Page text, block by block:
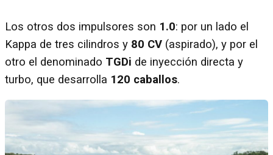
Los otros dos impulsores son 1.0: por un lado el
Kappa de tres cilindros y 80 CV (aspirado), y por el
otro el denominado TGDi de inyección directa y
turbo, que desarrolla 120 caballos.